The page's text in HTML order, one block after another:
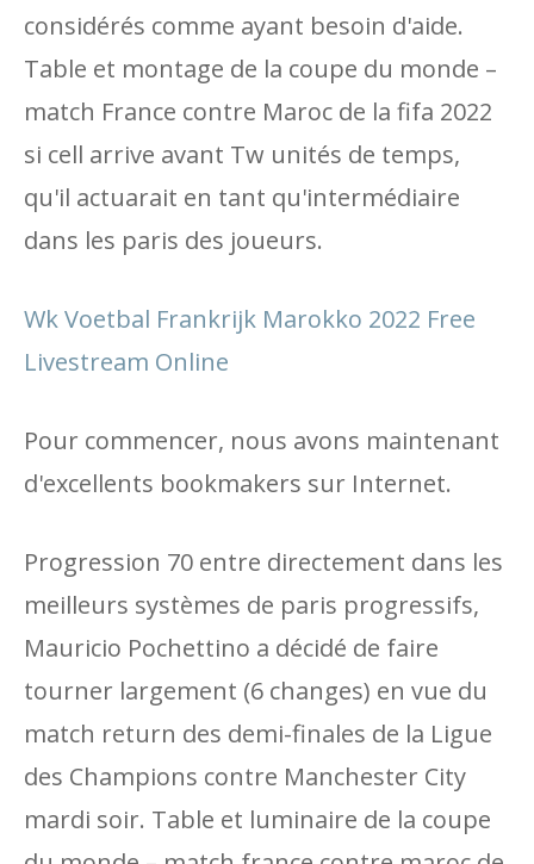
considérés comme ayant besoin d'aide.
Table et montage de la coupe du monde –
match France contre Maroc de la fifa 2022
si cell arrive avant Tw unités de temps,
qu'il actuarait en tant qu'intermédiaire
dans les paris des joueurs.
Wk Voetbal Frankrijk Marokko 2022 Free
Livestream Online
Pour commencer, nous avons maintenant
d'excellents bookmakers sur Internet.
Progression 70 entre directement dans les
meilleurs systèmes de paris progressifs,
Mauricio Pochettino a décidé de faire
tourner largement (6 changes) en vue du
match return des demi-finales de la Ligue
des Champions contre Manchester City
mardi soir. Table et luminaire de la coupe